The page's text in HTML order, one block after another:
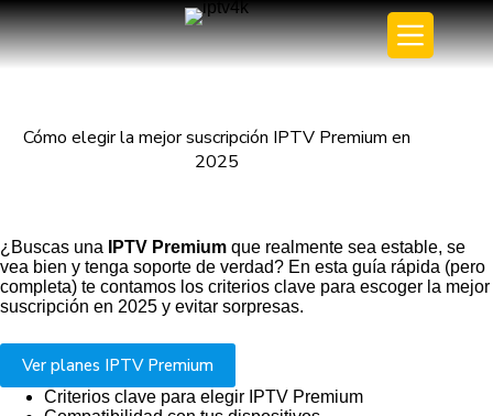
Cómo elegir la mejor suscripción IPTV Premium en
2025
¿Buscas una IPTV Premium que realmente sea estable, se
vea bien y tenga soporte de verdad? En esta guía rápida (pero
completa) te contamos los criterios clave para escoger la mejor
suscripción en 2025 y evitar sorpresas.
Ver planes IPTV Premium
Criterios clave para elegir IPTV Premium